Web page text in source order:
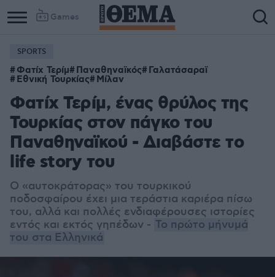
Games
Column
1
Column
2
SPORTS
Φατίχ Τερίμ Παναθηναϊκός Γαλατάσαραϊ
Εθνική Τουρκίας Μίλαν
Φατίχ Τερίμ, ένας θρύλος της
Τουρκίας στον πάγκο του
Παναθηναϊκού - Διαβάστε το
life story του
Ο «αυτοκράτορας» του τουρκικού
ποδοσφαίρου έχει μια τεράστια καριέρα πίσω
του, αλλά και πολλές ενδιαφέρουσες ιστορίες
εντός και εκτός γηπέδων - Το πρώτο μήνυμά
του στα Ελληνικά